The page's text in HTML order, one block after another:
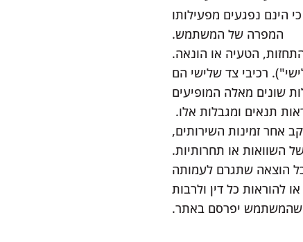
הינם נפגעים מפעילותו
המפרה של המשתמש.
הטעיה או הונאה.
רכיבי צד שלישי הם
שונים מאלה המופיעים
תנאים ומגבלות אלו.
אחר זמינות השירותים,
השוואות או תחרותיות.
הוצאה שתגרם לעמותה
כל דין ולרבות
שהמשתמש יפרסם באתר.